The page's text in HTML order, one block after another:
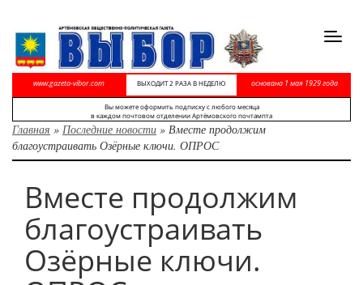
www.gazeta-vibor.com ВЫХОДИТ 2 РАЗА В НЕДЕЛЮ основана 1 мая 1929 года
Вы можете оформить подписку с любого месяца
в каждом почтовом отделении Артёмовского почтампта
Главная » Последние новости » Вместе продолжим
благоустраивать Озёрные ключи. ОПРОС
Вместе продолжим
благоустраивать
Озёрные ключи.